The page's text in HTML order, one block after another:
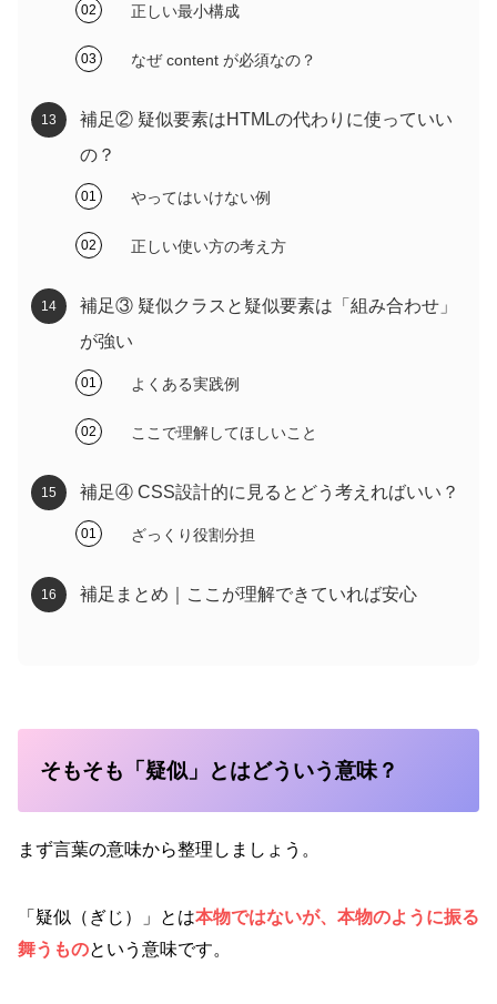
正しい最小構成
なぜ content が必須なの？
補足② 疑似要素はHTMLの代わりに使っていい
の？
やってはいけない例
正しい使い方の考え方
補足③ 疑似クラスと疑似要素は「組み合わせ」
が強い
よくある実践例
ここで理解してほしいこと
補足④ CSS設計的に見るとどう考えればいい？
ざっくり役割分担
補足まとめ｜ここが理解できていれば安心
そもそも「疑似」とはどういう意味？
まず言葉の意味から整理しましょう。
「疑似（ぎじ）」とは本物ではないが、本物のように振る
舞うものという意味です。